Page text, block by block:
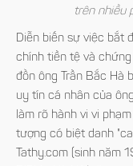
trên nhiều
Diễn biến sự việc bắt
chính tiền tệ và
đồn ông Trần Bắc Hà
uy tín cá nhân của
làm rõ hành vi vi
tượng có biệt danh
Tathy.com (sinh năm